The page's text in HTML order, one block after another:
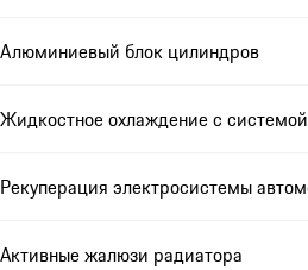
Алюминиевый блок цилиндров
Жидкостное охлаждение с
Рекуперация электросистемы
Активные жалюзи радиатора